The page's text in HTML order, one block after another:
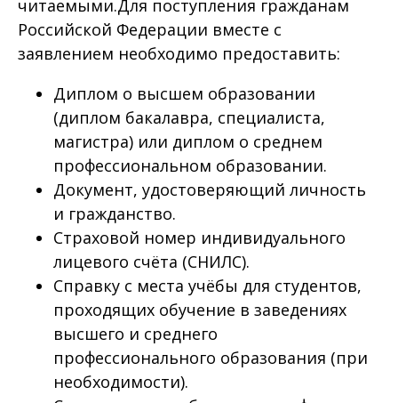
читаемыми.Для поступления гражданам
Российской Федерации вместе с
заявлением необходимо предоставить:
Диплом о высшем образовании
(диплом бакалавра, специалиста,
магистра) или диплом о среднем
профессиональном образовании.
Документ, удостоверяющий личность
и гражданство.
Страховой номер индивидуального
лицевого счёта (СНИЛС).
Справку с места учёбы для студентов,
проходящих обучение в заведениях
высшего и среднего
профессионального образования (при
необходимости).